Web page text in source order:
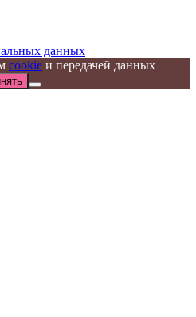
данных
cookie и передачей данных